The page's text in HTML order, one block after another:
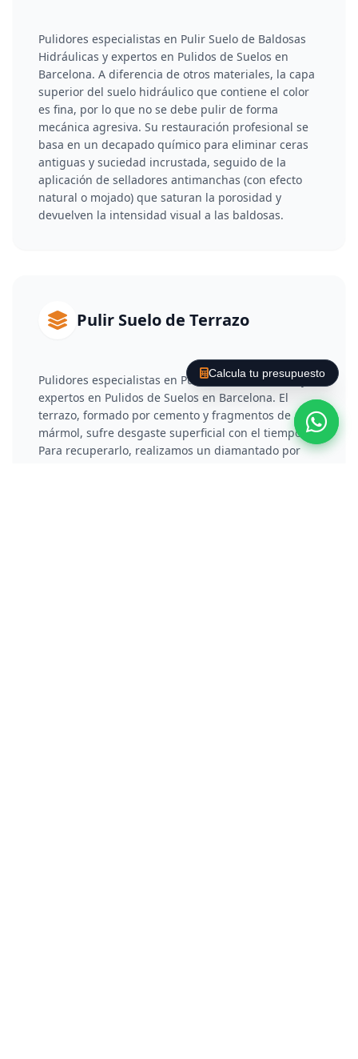
Pulidores especialistas en Pulir Suelo de Baldosas
Hidráulicas y expertos en Pulidos de Suelos en
Barcelona. A diferencia de otros materiales, la capa
superior del suelo hidráulico que contiene el color
es fina, por lo que no se debe pulir de forma
mecánica agresiva. Su restauración profesional se
basa en un decapado químico para eliminar ceras
antiguas y suciedad incrustada, seguido de la
aplicación de selladores antimanchas (con efecto
natural o mojado) que saturan la porosidad y
devuelven la intensidad visual a las baldosas.
Pulir Suelo de Terrazo
Pulidores especialistas en Pulir Suelo de Terrazo y
expertos en Pulidos de Suelos en Barcelona. El
terrazo, formado por cemento y fragmentos de
mármol, sufre desgaste superficial con el tiempo.
Para recuperarlo, realizamos un diamantado por
Calcula tu presupuesto